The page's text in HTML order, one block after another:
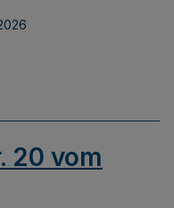
20 vom